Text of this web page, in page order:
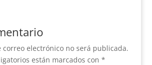
correo electrónico no será publicada.
están marcados con *